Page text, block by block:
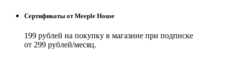
Сертификаты от Meeple House
199 рублей на покупку в магазине при подписке
от 299 рублей/месяц.